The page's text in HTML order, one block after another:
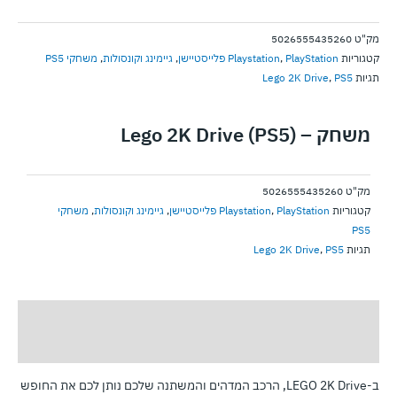
מק"ט5026555435260
קטגוריות
Playstation, PlayStation פלייסטיישן , גיימינג וקונסולות, משחקי PS5
תגיות
Lego 2K Drive, PS5
משחק – Lego 2K Drive (PS5)
מק"ט5026555435260
קטגוריות
Playstation, PlayStation פלייסטיישן , גיימינג וקונסולות, משחקי
PS5
תגיות
Lego 2K Drive, PS5
ב-LEGO 2K Drive, הרכב המדהים והמשתנה שלכם נותן לכם את החופש